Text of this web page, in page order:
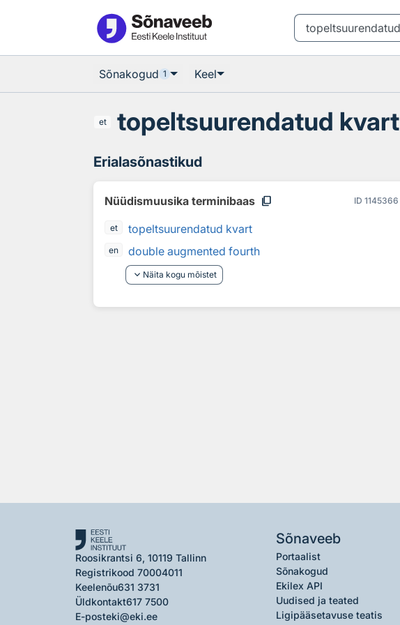
Sõnakogud 1 Keel
et topeltsuurendatud kvart
Erialasõnastikud
Nüüdismuusika terminibaas content_copy ID 1145366
et topeltsuurendatud kvart
en
double augmented fourth
keyboard_arrow_down Näita kogu mõistet
Roosikrantsi 6, 10119 Tallinn
Registrikood 70004011
Keelenõu631 3731
Üldkontakt617 7500
E-posteki@eki.ee
Sõnaveeb
Portaalist
Sõnakogud
Ekilex API
Uudised ja teated
Ligipääsetavuse teatis